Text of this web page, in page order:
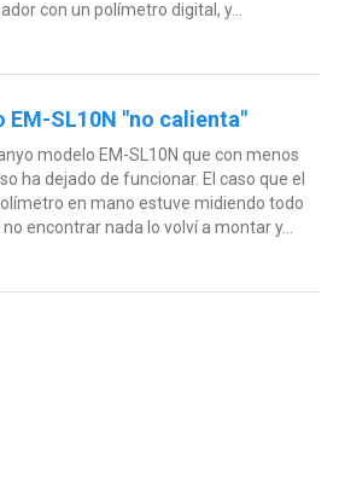
con un polímetro digital, y...
EM-SL10N "no calienta"
modelo EM-SL10N que con menos
ha dejado de funcionar. El caso que el
en mano estuve midiendo todo
encontrar nada lo volví a montar y...